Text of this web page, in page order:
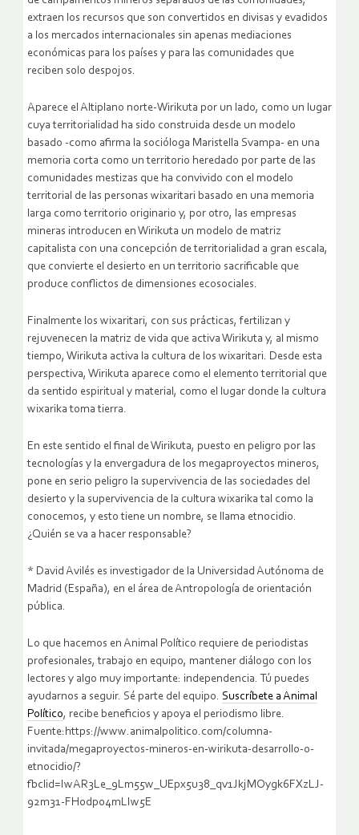
extraen los recursos que son convertidos en divisas y evadidos
a los mercados internacionales sin apenas mediaciones
económicas para los países y para las comunidades que
reciben solo despojos.
Aparece el Altiplano norte-Wirikuta por un lado, como un lugar
cuya territorialidad ha sido construida desde un modelo
basado -como afirma la socióloga Maristella Svampa- en una
memoria corta como un territorio heredado por parte de las
comunidades mestizas que ha convivido con el modelo
territorial de las personas wixaritari basado en una memoria
larga como territorio originario y, por otro, las empresas
mineras introducen en Wirikuta un modelo de matriz
capitalista con una concepción de territorialidad a gran escala,
que convierte el desierto en un territorio sacrificable que
produce conflictos de dimensiones ecosociales.
Finalmente los wixaritari, con sus prácticas, fertilizan y
rejuvenecen la matriz de vida que activa Wirikuta y, al mismo
tiempo, Wirikuta activa la cultura de los wixaritari. Desde esta
perspectiva, Wirikuta aparece como el elemento territorial que
da sentido espiritual y material, como el lugar donde la cultura
wixarika toma tierra.
En este sentido el final de Wirikuta, puesto en peligro por las
tecnologías y la envergadura de los megaproyectos mineros,
pone en serio peligro la supervivencia de las sociedades del
desierto y la supervivencia de la cultura wixarika tal como la
conocemos, y esto tiene un nombre, se llama etnocidio.
¿Quién se va a hacer responsable?
* David Avilés es investigador de la Universidad Autónoma de
Madrid (España), en el área de Antropología de orientación
pública.
Lo que hacemos en Animal Político requiere de periodistas
profesionales, trabajo en equipo, mantener diálogo con los
lectores y algo muy importante: independencia. Tú puedes
ayudarnos a seguir. Sé parte del equipo. Suscríbete a Animal
Político, recibe beneficios y apoya el periodismo libre.
Fuente:https://www.animalpolitico.com/columna-
invitada/megaproyectos-mineros-en-wirikuta-desarrollo-o-
etnocidio/?
fbclid=IwAR3Le_9Lm55w_UEpx5u38_qv1JkjMOygk6FXzLJ-
92m31-FH0dp04mLIw5E